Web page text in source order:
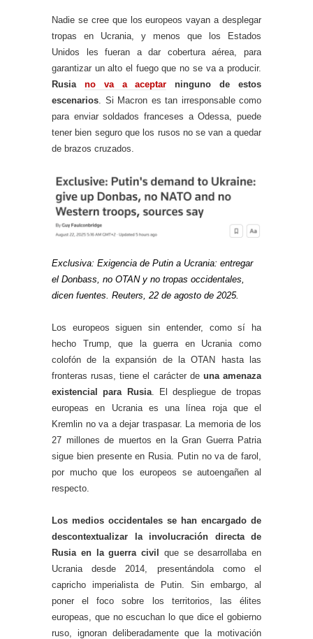
Nadie se cree que los europeos vayan a desplegar
tropas en Ucrania, y menos que los Estados
Unidos les fueran a dar cobertura aérea, para
garantizar un alto el fuego que no se va a producir.
Rusia no va a aceptar ninguno de estos
escenarios . Si Macron es tan irresponsable como
para enviar soldados franceses a Odessa, puede
tener bien seguro que los rusos no se van a quedar
de brazos cruzados.
Exclusiva: Exigencia de Putin a Ucrania: entregar
el Donbass, no OTAN y no tropas occidentales,
dicen fuentes. Reuters, 22 de agosto de 2025.
Los europeos siguen sin entender, como sí ha
hecho Trump, que la guerra en Ucrania como
colofón de la expansión de la OTAN hasta las
fronteras rusas, tiene el carácter de una amenaza
existencial para Rusia. El despliegue de tropas
europeas en Ucrania es una línea roja que el
Kremlin no va a dejar traspasar. La memoria de los
27 millones de muertos en la Gran Guerra Patria
sigue bien presente en Rusia. Putin no va de farol,
por mucho que los europeos se autoengañen al
respecto.
Los medios occidentales se han encargado de
descontextualizar la involucración directa de
Rusia en la guerra civil
que se desarrollaba en
Ucrania desde 2014, presentándola como el
capricho imperialista de Putin. Sin embargo, al
poner el foco sobre los territorios, las élites
europeas, que no escuchan lo que dice el gobierno
ruso, ignoran deliberadamente que la motivación